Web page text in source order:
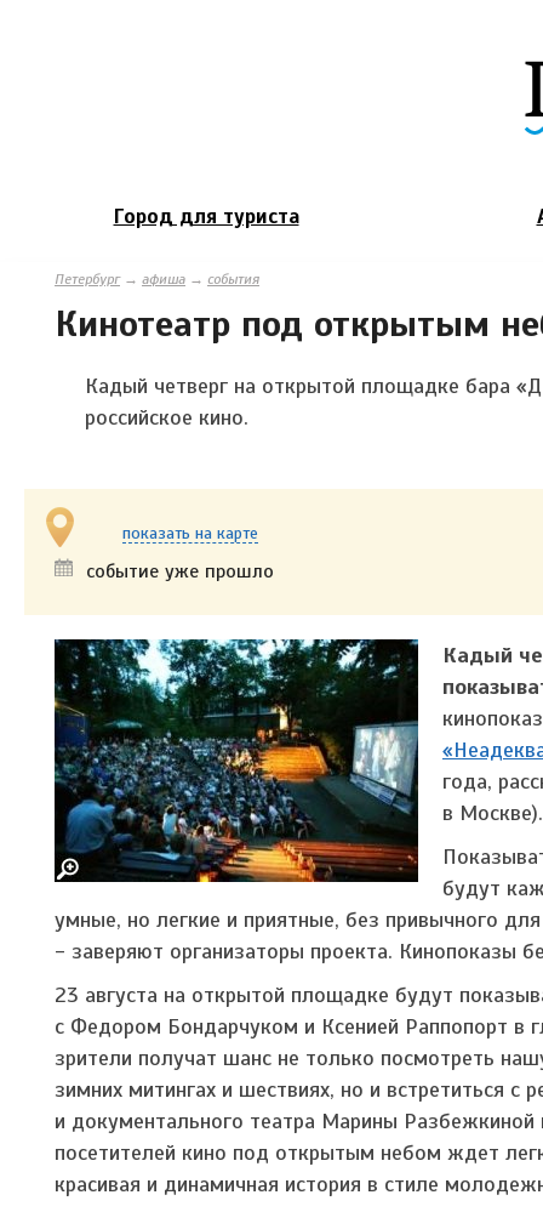
Город для туриста
Петербург→ афиша → события
Кинотеатр под открытым
Кадый четверг на открытой площадке бара
российское кино.
показать на карте
событие уже прошло
Кадый
года,
в
будут
умные, но легкие и приятные, без привычного
- заверяют организаторы проекта. Кинопоказы
23 августа на открытой площадке будут
с Федором Бондарчуком и Ксенией Раппопорт в
зрители получат шанс не только посмотреть
зимних митингах и шествиях, но и встретиться с
и документального театра Марины Разбежкиной
посетителей кино под открытым небом ждет
красивая и динамичная история в стиле